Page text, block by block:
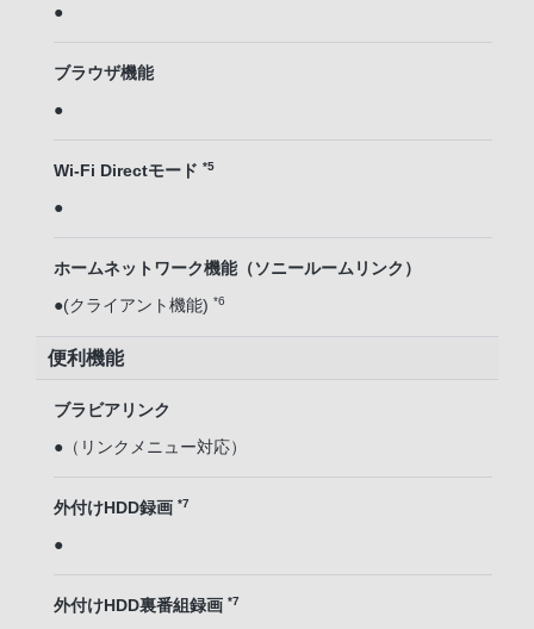
●
ブラウザ機能
●
Wi-Fi Directモード *5
●
ホームネットワーク機能（ソニールームリンク）
●(クライアント機能) *6
便利機能
ブラビアリンク
●（リンクメニュー対応）
外付けHDD録画 *7
●
外付けHDD裏番組録画 *7